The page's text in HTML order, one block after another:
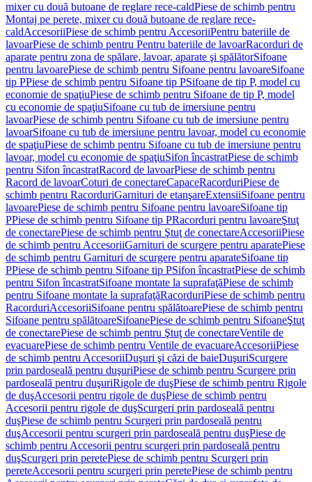
mixer cu două butoane de reglare rece-caldPiese de schimb pentru
Montaj pe perete, mixer cu două butoane de reglare rece-
caldAccesoriiPiese de schimb pentru AccesoriiPentru bateriile de
lavoarPiese de schimb pentru Pentru bateriile de lavoarRacorduri de
aparate pentru zona de spălare, lavoar, aparate şi spălătorSifoane
pentru lavoarePiese de schimb pentru Sifoane pentru lavoareSifoane
tip PPiese de schimb pentru Sifoane tip PSifoane de tip P, model cu
economie de spaţiuPiese de schimb pentru Sifoane de tip P, model
cu economie de spaţiuSifoane cu tub de imersiune pentru
lavoarPiese de schimb pentru Sifoane cu tub de imersiune pentru
lavoarSifoane cu tub de imersiune pentru lavoar, model cu economie
de spaţiuPiese de schimb pentru Sifoane cu tub de imersiune pentru
lavoar, model cu economie de spaţiuSifon încastratPiese de schimb
pentru Sifon încastratRacord de lavoarPiese de schimb pentru
Racord de lavoarCoturi de conectareCapaceRacorduriPiese de
schimb pentru RacorduriGarnituri de etanşareExtensiiSifoane pentru
lavoarePiese de schimb pentru Sifoane pentru lavoareSifoane tip
PPiese de schimb pentru Sifoane tip PRacorduri pentru lavoareŞtuţ
de conectarePiese de schimb pentru Ştuţ de conectareAccesoriiPiese
de schimb pentru AccesoriiGarnituri de scurgere pentru aparatePiese
de schimb pentru Garnituri de scurgere pentru aparateSifoane tip
PPiese de schimb pentru Sifoane tip PSifon încastratPiese de schimb
pentru Sifon încastratSifoane montate la suprafaţăPiese de schimb
pentru Sifoane montate la suprafaţăRacorduriPiese de schimb pentru
RacorduriAccesoriiSifoane pentru spălătoarePiese de schimb pentru
Sifoane pentru spălătoareSifoanePiese de schimb pentru SifoaneŞtuţ
de conectarePiese de schimb pentru Ştuţ de conectareVentile de
evacuarePiese de schimb pentru Ventile de evacuareAccesoriiPiese
de schimb pentru AccesoriiDuşuri şi căzi de baieDuşuriScurgere
prin pardoseală pentru duşuriPiese de schimb pentru Scurgere prin
pardoseală pentru duşuriRigole de duşPiese de schimb pentru Rigole
de duşAccesorii pentru rigole de duşPiese de schimb pentru
Accesorii pentru rigole de duşScurgeri prin pardoseală pentru
duşPiese de schimb pentru Scurgeri prin pardoseală pentru
duşAccesorii pentru scurgeri prin pardoseală pentru duşPiese de
schimb pentru Accesorii pentru scurgeri prin pardoseală pentru
duşScurgeri prin peretePiese de schimb pentru Scurgeri prin
pereteAccesorii pentru scurgeri prin peretePiese de schimb pentru